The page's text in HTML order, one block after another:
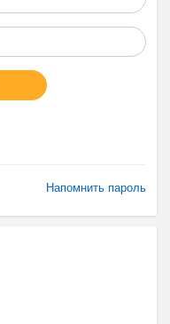
Напомнить пароль